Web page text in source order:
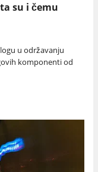
su i čemu
u održavanju
komponenti od